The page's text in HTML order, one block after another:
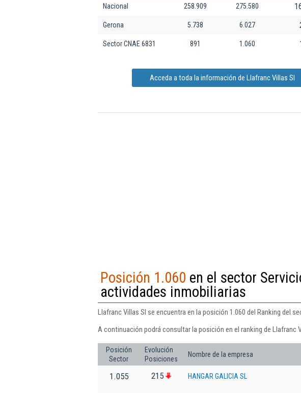
Nacional
258.909 275.580
Gerona 5.738 6.027
Sector CNAE 6831 891 1.060
Acceda a toda la información de Llafranc Villas Sl
Posición 1.060 en el sector
actividades inmobiliarias
Llafranc Villas Sl se encuentra en la posición 1.060 del Ranking del
A continuación podrá consultar la posición en el ranking de Llafranc
Posición
Sector
Evolución
Posiciones
Nombre de la empresa
1.055 215 HANGAR GALICIA SL